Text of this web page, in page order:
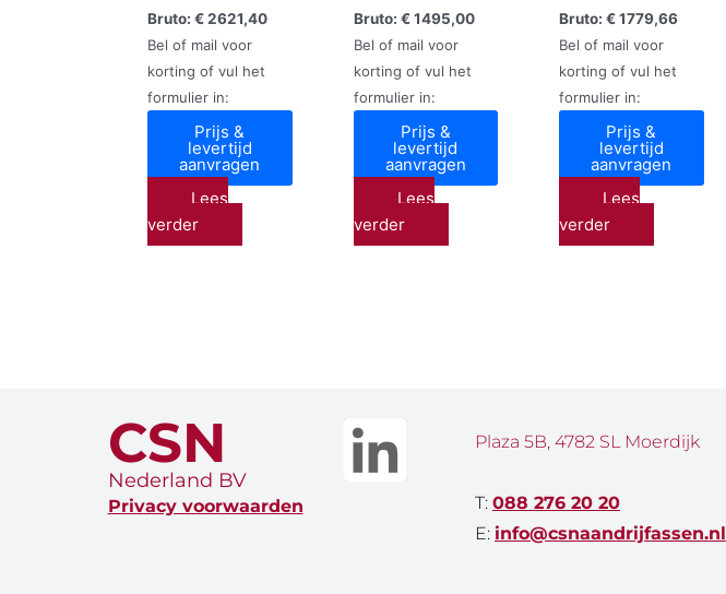
Bruto: €2621,40
Bel of mail voor
korting of vul het
formulier in:
Prijs &
levertijd
aanvragen
Lees
verder
Bruto: €1495,00
Bel of mail voor
korting of vul het
formulier in:
Prijs &
levertijd
aanvragen
Lees
verder
Bruto: €1779,66
Bel of mail voor
korting of vul het
formulier in:
Prijs &
levertijd
aanvragen
Lees
verder
CSN
Nederland BV
Privacy voorwaarden
Plaza 5B, 4782 SL Moerdijk
T: 088 276 20 20
E: info@csnaandrijfassen.nl